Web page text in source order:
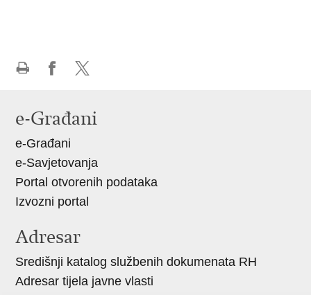
Facebooku
X-
e-Građani
e-Građani
e-Savjetovanja
Portal otvorenih podataka
Izvozni portal
Adresar
Središnji katalog službenih dokumenata RH
Adresar tijela javne vlasti